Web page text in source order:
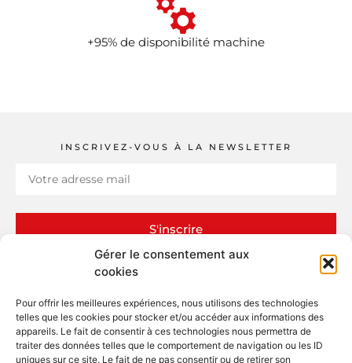
Gérer le consentement aux
cookies
Pour offrir les meilleures expériences, nous utilisons des technologies
telles que les cookies pour stocker et/ou accéder aux informations des
appareils. Le fait de consentir à ces technologies nous permettra de
traiter des données telles que le comportement de navigation ou les ID
uniques sur ce site. Le fait de ne pas consentir ou de retirer son
+95% de disponibilité machine
INSCRIVEZ-VOUS À LA NEWSLETTER
S'inscrire
ERI – Études et Réalisations Industrielles
13 rue Claude Bernard – ZI